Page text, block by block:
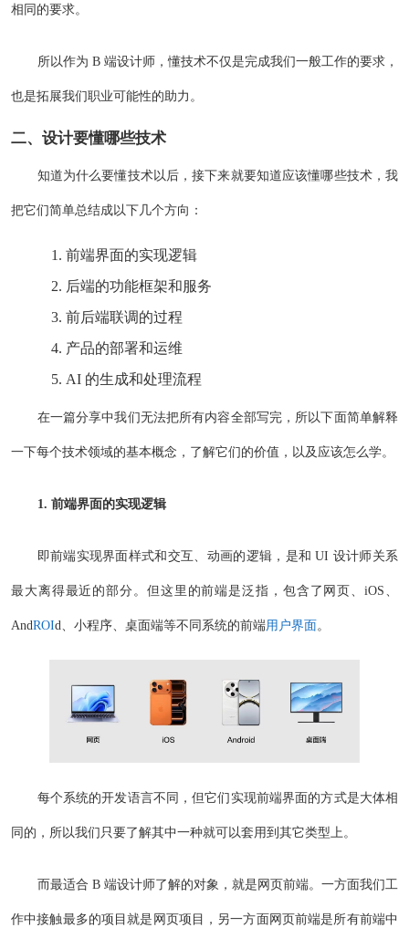
相同的要求。
所以作为 B 端设计师，懂技术不仅是完成我们一般工作的要求，
也是拓展我们职业可能性的助力。
二、设计要懂哪些技术
知道为什么要懂技术以后，接下来就要知道应该懂哪些技术，我
把它们简单总结成以下几个方向：
前端界面的实现逻辑
后端的功能框架和服务
前后端联调的过程
产品的部署和运维
AI 的生成和处理流程
在一篇分享中我们无法把所有内容全部写完，所以下面简单解释
一下每个技术领域的基本概念，了解它们的价值，以及应该怎么学。
1. 前端界面的实现逻辑
即前端实现界面样式和交互、动画的逻辑，是和 UI 设计师关系
最大离得最近的部分。但这里的前端是泛指，包含了网页、iOS、
AndROId、小程序、桌面端等不同系统的前端用户界面。
每个系统的开发语言不同，但它们实现前端界面的方式是大体相
同的，所以我们只要了解其中一种就可以套用到其它类型上。
而最适合 B 端设计师了解的对象，就是网页前端。一方面我们工
作中接触最多的项目就是网页项目，另一方面网页前端是所有前端中